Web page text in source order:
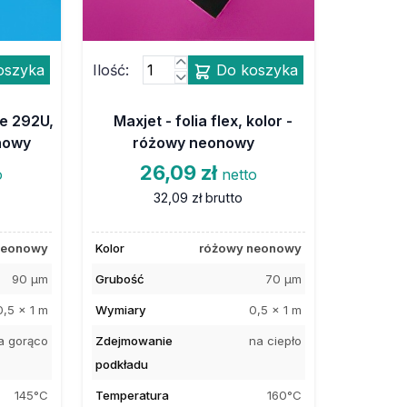
292U,
90 µm
x 1 m
gorąco
145°C
Ilość: Do koszyka
Maxjet - folia flex, kolor -
różowy neonowy
26,09 zł netto
32,09 zł brutto
Kolor różowy neonowy
Grubość 70 µm
Wymiary 0,5 x 1 m
Zdejmowanie
podkładu
na ciepło
Temperatura 160°C